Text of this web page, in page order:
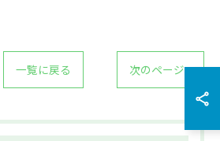
一覧に戻る 次のページ >